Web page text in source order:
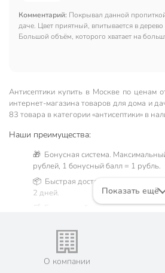
Комментарий: Покрывал данной
даче. Цвет приятный, впитывается в
Большой объём, которого хватает на
Антисептики купить в Москве по ценам
интернет-магазина товаров для дома и
83 товара в категории «антисептики» в
Наши преимущества:
🎁 Бонусная система.
рублей, 1 бонусный балл = 1 рубль.
📦 Быстрая доставка. Самовывоз
2 дней.
🛒 Бесплатный самовывоз из
его онлайн на официальном сайте
💳 Оплата: онлайн на сайте
наличными при получении.
Показать ещё
О компании